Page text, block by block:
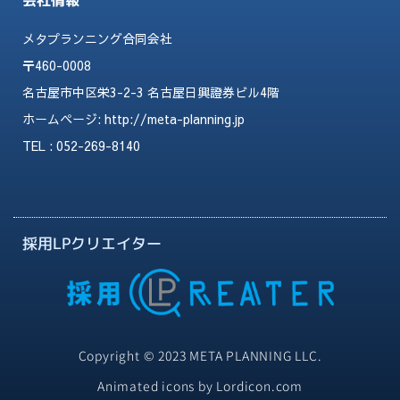
メタプランニング合同会社
〒460-0008
名古屋市中区栄3-2-3 名古屋日興證券ビル4階
ホームページ: http://meta-planning.jp
TEL : 052-269-8140
採用LPクリエイター
Copyright © 2023 META PLANNING LLC.
Animated icons by Lordicon.com